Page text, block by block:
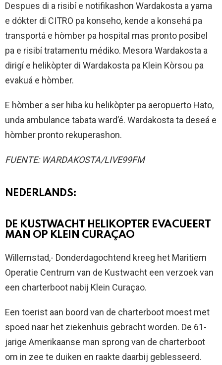
Despues di a risibí e notifikashon Wardakosta a yama
e dókter di CITRO pa konseho, kende a konsehá pa
transportá e hòmber pa hospital mas pronto posibel
pa e risibí tratamentu médiko. Mesora Wardakosta a
dirigí e helikòpter di Wardakosta pa Klein Kòrsou pa
evakuá e hòmber.
E hòmber a ser hiba ku helikòpter pa aeropuerto Hato,
unda ambulance tabata ward’é. Wardakosta ta deseá e
hòmber pronto rekuperashon.
FUENTE: WARDAKOSTA/LIVE99FM
NEDERLANDS:
DE KUSTWACHT HELIKOPTER EVACUEERT
MAN OP KLEIN CURAÇAO
Willemstad,- Donderdagochtend kreeg het Maritiem
Operatie Centrum van de Kustwacht een verzoek van
een charterboot nabij Klein Curaçao.
Een toerist aan boord van de charterboot moest met
spoed naar het ziekenhuis gebracht worden. De 61-
jarige Amerikaanse man sprong van de charterboot
om in zee te duiken en raakte daarbij geblesseerd.